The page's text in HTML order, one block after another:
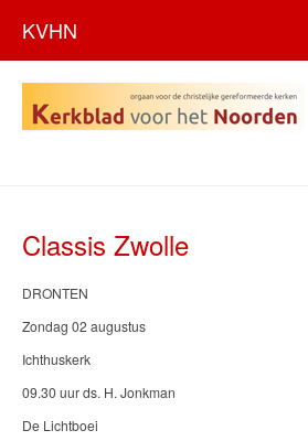
KVHN
Classis Zwolle
DRONTEN
Zondag 02 augustus
Ichthuskerk
09.30 uur ds. H. Jonkman
De Lichtboei